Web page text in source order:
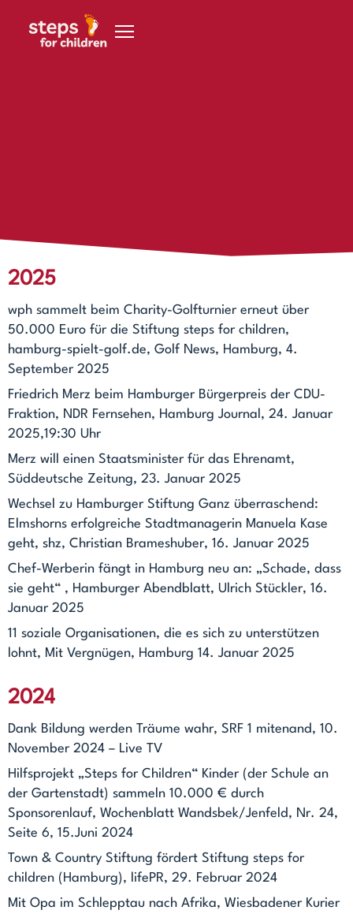
2025
wph sammelt beim Charity-Golfturnier erneut über
50.000 Euro für die Stiftung steps for children,
hamburg-spielt-golf.de, Golf News, Hamburg, 4.
September 2025
Friedrich Merz beim Hamburger Bürgerpreis der CDU-
Fraktion, NDR Fernsehen, Hamburg Journal, 24. Januar
2025,19:30 Uhr
Merz will einen Staatsminister für das Ehrenamt,
Süddeutsche Zeitung, 23. Januar 2025
Wechsel zu Hamburger Stiftung Ganz überraschend:
Elmshorns erfolgreiche Stadtmanagerin Manuela Kase
geht, shz, Christian Brameshuber, 16. Januar 2025
Chef-Werberin fängt in Hamburg neu an: „Schade, dass
sie geht“ , Hamburger Abendblatt, Ulrich Stückler, 16.
Januar 2025
11 soziale Organisationen, die es sich zu unterstützen
lohnt, Mit Vergnügen, Hamburg 14. Januar 2025
2024
Dank Bildung werden Träume wahr, SRF 1 mitenand, 10.
November 2024 – Live TV
Hilfsprojekt „Steps for Children“ Kinder (der Schule an
der Gartenstadt) sammeln 10.000 € durch
Sponsorenlauf, Wochenblatt Wandsbek/Jenfeld, Nr. 24,
Seite 6, 15.Juni 2024
Town & Country Stiftung fördert Stiftung steps for
children (Hamburg), lifePR, 29. Februar 2024
Mit Opa im Schlepptau nach Afrika, Wiesbadener Kurier